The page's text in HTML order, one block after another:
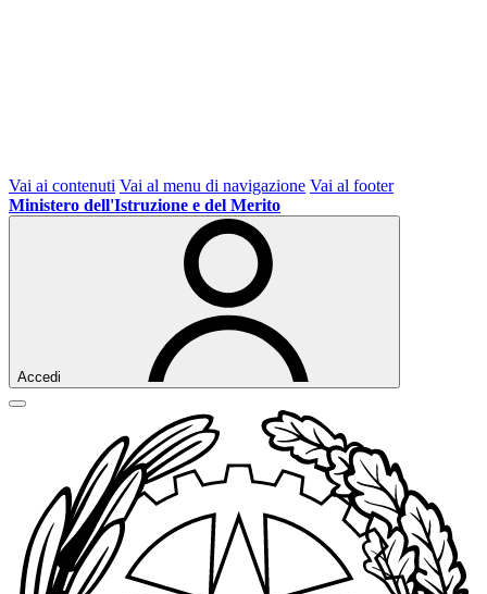
Vai ai contenuti Vai al menu di navigazione Vai al footer
Ministero dell'Istruzione e del Merito
Accedi